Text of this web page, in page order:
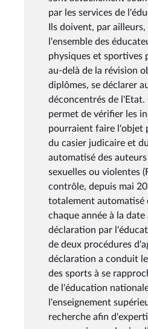
par les services de
Ils doivent, par ailleurs,
l'ensemble des
physiques et sportives
au-delà de la révision
diplômes, se déclarer
déconcentrés de
permet de vérifier les
pourraient faire l'objet
du casier judicaire et
automatisé des
sexuelles ou violentes
contrôle, depuis mai
totalement automatisé
chaque année à la
déclaration par
de deux procédures
déclaration a conduit
des sports à se
de l'éducation
l'enseignement
recherche afin